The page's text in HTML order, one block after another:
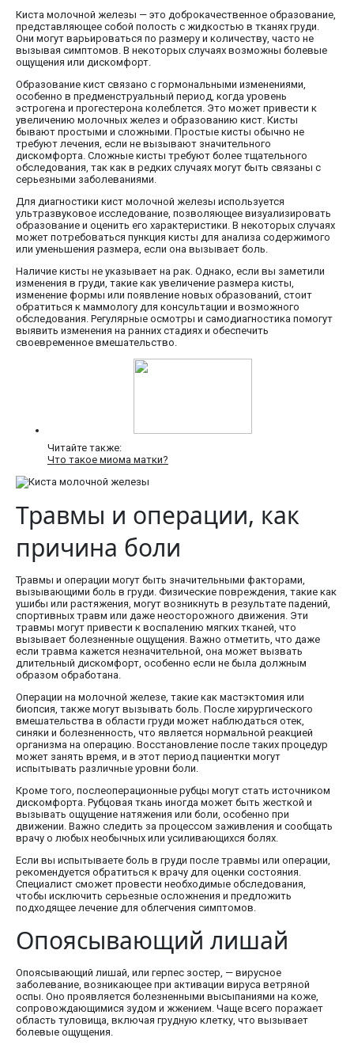
Киста молочной железы — это доброкачественное образование,
представляющее собой полость с жидкостью в тканях груди.
Они могут варьироваться по размеру и количеству, часто не
вызывая симптомов. В некоторых случаях возможны болевые
ощущения или дискомфорт.
Образование кист связано с гормональными изменениями,
особенно в предменструальный период, когда уровень
эстрогена и прогестерона колеблется. Это может привести к
увеличению молочных желез и образованию кист. Кисты
бывают простыми и сложными. Простые кисты обычно не
требуют лечения, если не вызывают значительного
дискомфорта. Сложные кисты требуют более тщательного
обследования, так как в редких случаях могут быть связаны с
серьезными заболеваниями.
Для диагностики кист молочной железы используется
ультразвуковое исследование, позволяющее визуализировать
образование и оценить его характеристики. В некоторых случаях
может потребоваться пункция кисты для анализа содержимого
или уменьшения размера, если она вызывает боль.
Наличие кисты не указывает на рак. Однако, если вы заметили
изменения в груди, такие как увеличение размера кисты,
изменение формы или появление новых образований, стоит
обратиться к маммологу для консультации и возможного
обследования. Регулярные осмотры и самодиагностика помогут
выявить изменения на ранних стадиях и обеспечить
своевременное вмешательство.
Читайте также:
Что такое миома матки?
Травмы и операции, как
причина боли
Травмы и операции могут быть значительными факторами,
вызывающими боль в груди. Физические повреждения, такие как
ушибы или растяжения, могут возникнуть в результате падений,
спортивных травм или даже неосторожного движения. Эти
травмы могут привести к воспалению мягких тканей, что
вызывает болезненные ощущения. Важно отметить, что даже
если травма кажется незначительной, она может вызвать
длительный дискомфорт, особенно если не была должным
образом обработана.
Операции на молочной железе, такие как мастэктомия или
биопсия, также могут вызывать боль. После хирургического
вмешательства в области груди может наблюдаться отек,
синяки и болезненность, что является нормальной реакцией
организма на операцию. Восстановление после таких процедур
может занять время, и в этот период пациентки могут
испытывать различные уровни боли.
Кроме того, послеоперационные рубцы могут стать источником
дискомфорта. Рубцовая ткань иногда может быть жесткой и
вызывать ощущение натяжения или боли, особенно при
движении. Важно следить за процессом заживления и сообщать
врачу о любых необычных или усиливающихся болях.
Если вы испытываете боль в груди после травмы или операции,
рекомендуется обратиться к врачу для оценки состояния.
Специалист сможет провести необходимые обследования,
чтобы исключить серьезные осложнения и предложить
подходящее лечение для облегчения симптомов.
Опоясывающий лишай
Опоясывающий лишай, или герпес зостер, — вирусное
заболевание, возникающее при активации вируса ветряной
оспы. Оно проявляется болезненными высыпаниями на коже,
сопровождающимися зудом и жжением. Чаще всего поражает
область туловища, включая грудную клетку, что вызывает
болевые ощущения.